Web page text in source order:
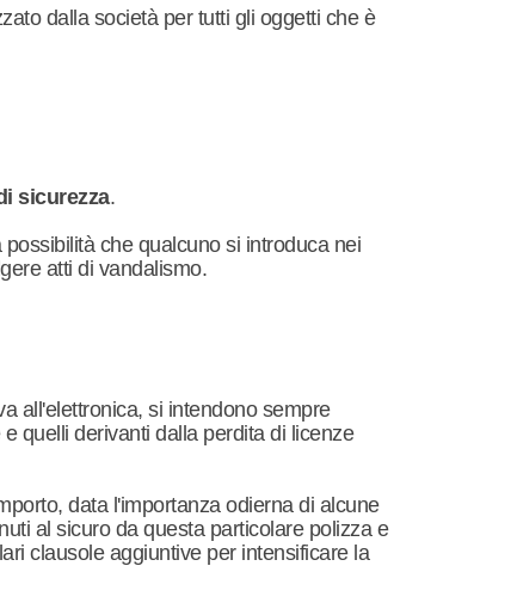
dalla società per tutti gli oggetti che è
sicurezza.
che qualcuno si introduca nei
atti di vandalismo.
all'elettronica, si intendono sempre
quelli derivanti dalla perdita di licenze
data l'importanza odierna di alcune
al sicuro da questa particolare polizza e
clausole aggiuntive per intensificare la